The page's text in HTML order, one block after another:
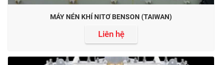
MÁY NÉN KHÍ NITƠ BENSON (TAIWAN)
Liên hệ